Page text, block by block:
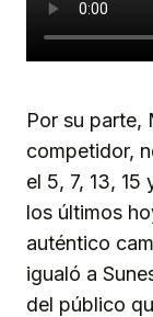
Por su parte,
competidor,
el 5, 7, 13, 15
los últimos
auténtico
igualó a
del público